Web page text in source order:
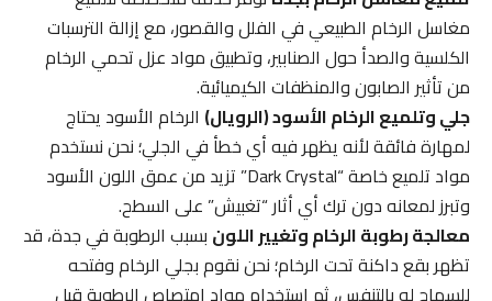
مغاسل الرخام الطبيعي في الفلل والقصور، مع إزالة الترسبات
الكلسية والصدأ حول الصنابير، وتطبيق مواد عزل تحمي الرخام
من تأثير الصابون والمنظفات الكيميائية.
جلي وتلميع الرخام الأسود (الرويال)الرخام الأسود يحتاج
لمهارة فائقة لأنه يظهر فيه أي خطأ في الجلي؛ نحن نستخدم
مواد تلميع خاصة “Dark Crystal” تزيد من عمق اللون الأسود
وتبرز لمعانه دون ترك أي أثار “تغبيش” على السطح.
معالجة رطوبة الرخام وتغيير اللونبسبب الرطوبة في جدة، قد
تظهر بقع داكنة تحت الرخام؛ نحن نقوم بجلي الرخام وفتحه
للسماح له بالتنفس، ثم استخدام مواد امتصاص الرطوبة قبل